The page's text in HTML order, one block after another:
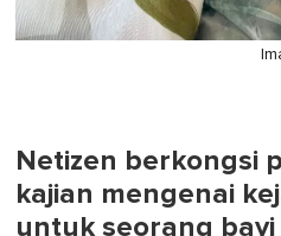
Netizen berkongsi
kajian mengenai
untuk seorang bayi